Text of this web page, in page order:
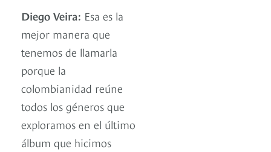
Diego Veira: Esa es la
mejor manera que
tenemos de llamarla
porque la
colombianidad reúne
todos los géneros que
exploramos en el último
álbum que hicimos